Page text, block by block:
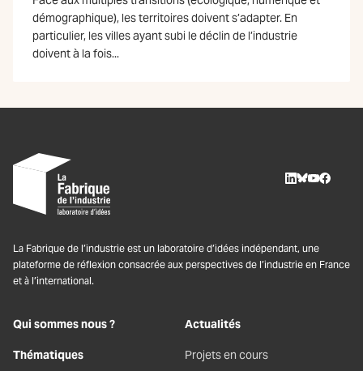
démographique), les territoires doivent s’adapter. En
particulier, les villes ayant subi le déclin de l’industrie
doivent à la fois...
La Fabrique de l’industrie est un laboratoire d’idées indépendant, une
plateforme de réflexion consacrée aux perspectives de l’industrie en France
et à l’international.
Qui sommes nous ?
Thématiques
Actualités
Projets en cours